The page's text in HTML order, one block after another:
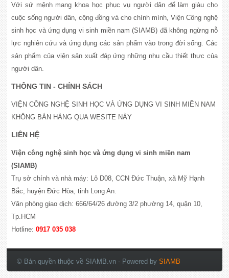
Với sứ mệnh mang khoa học phục vụ người dân để làm giàu cho
cuộc sống người dân, cộng đồng và cho chính mình, Viện Công nghệ
sinh học và ứng dụng vi sinh miền nam (SIAMB) đã không ngừng nỗ
lực nghiên cứu và ứng dụng các sản phẩm vào trong đời sống. Các
sản phẩm của viện sản xuất đáp ứng những nhu cầu thiết thực của
người dân.
THÔNG TIN - CHÍNH SÁCH
VIỆN CÔNG NGHỆ SINH HỌC VÀ ỨNG DỤNG VI SINH MIỀN NAM
KHÔNG BÁN HÀNG QUA WESITE NÀY
LIÊN HỆ
Viện công nghệ sinh học và ứng dụng vi sinh miền nam
(SIAMB)
Trụ sở chính và nhà máy: Lô D08, CCN Đức Thuận, xã Mỹ Hạnh
Bắc, huyện Đức Hòa, tỉnh Long An.
Văn phòng giao dịch: 666/64/26 đường 3/2 phường 14, quận 10,
Tp.HCM
Hotline: 0917 035 038
© Bản quyền thuộc về SIAMB.vn - Powered bySIAMB